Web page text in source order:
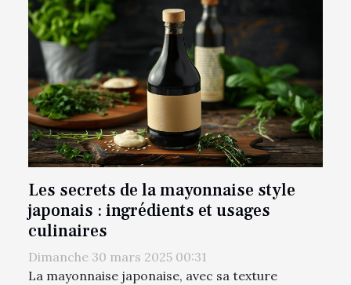
Les secrets de la mayonnaise style
japonais : ingrédients et usages
culinaires
Dimanche 30 mars 2025 00:31
La mayonnaise japonaise, avec sa texture